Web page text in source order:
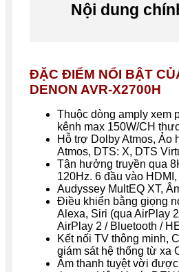
Nội dung
ĐẶC ĐIỂM NỔI BẬT
DENON AVR-X2700H
Thuộc dòng amply xem
kênh max 150W/CH
Hỗ trợ Dolby Atmos, Ảo
Atmos, DTS: X, DTS
Tận hưởng truyền qua
120Hz. 6 đầu vào HDMI,
Audyssey MultEQ XT,
Điều khiển bằng giọng
Alexa, Siri (qua AirPlay
AirPlay 2 / Bluetooth /
Kết nối TV thông minh,
giám sát hệ thống từ xa
Âm thanh tuyệt vời